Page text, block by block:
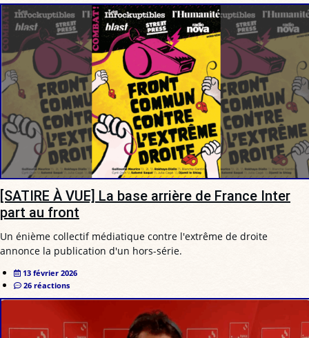
[SATIRE À VUE] La base arrière de France Inter
part au front
Un énième collectif médiatique contre l'extrême de droite
annonce la publication d'un hors-série.
13 février 2026
26 réactions